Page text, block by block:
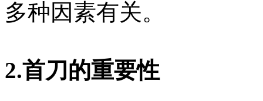
多种因素有关。
2.首刀的重要性